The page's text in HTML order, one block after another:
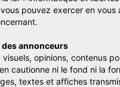
pouvez exercer en vous
annonceurs
visuels, opinions, contenus
cautionne ni le fond ni la
textes et affiches